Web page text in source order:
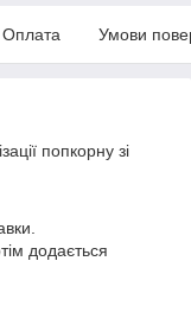
Оплата Умови
попкорну зі
додається